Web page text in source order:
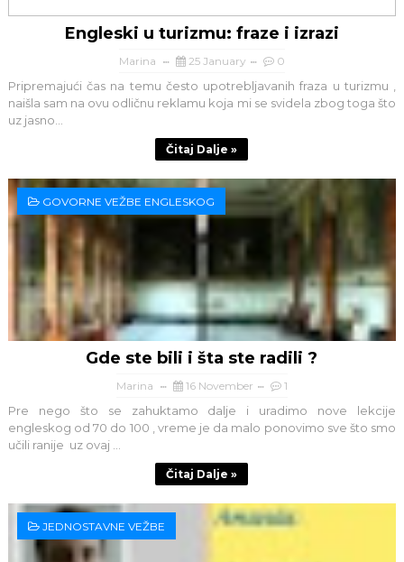
Engleski u turizmu: fraze i izrazi
Marina 25 January 0
Pripremajući čas na temu često upotrebljavanih fraza u turizmu ,
naišla sam na ovu odličnu reklamu koja mi se svidela zbog toga što
uz jasno...
Čitaj Dalje »
GOVORNE VEŽBE ENGLESKOG
Gde ste bili i šta ste radili ?
Marina 16 November 1
Pre nego što se zahuktamo dalje i uradimo nove lekcije
engleskog od 70 do 100 , vreme je da malo ponovimo sve što smo
učili ranije uz ovaj ...
Čitaj Dalje »
JEDNOSTAVNE VEŽBE